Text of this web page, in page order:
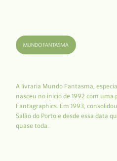
A livraria Mundo Fantasma,
nasceu no início de 1992 com uma
Fantagraphics. Em 1993,
Salão do Porto e desde essa data
quase toda.